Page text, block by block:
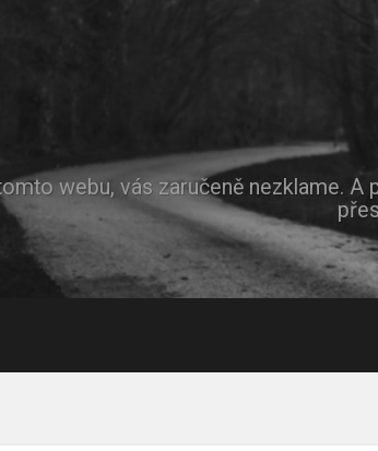
webu, vás zaručeně nezklame.